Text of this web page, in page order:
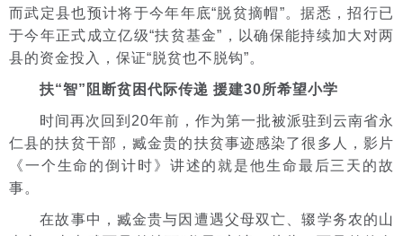
而武定县也预计将于今年年底“脱贫摘帽”。据悉，招行已
于今年正式成立亿级“扶贫基金”，以确保能持续加大对两
县的资金投入，保证“脱贫也不脱钩”。
扶“智”阻断贫困代际传递 援建30所希望小学
时间再次回到20年前，作为第一批被派驻到云南省永
仁县的扶贫干部，臧金贵的扶贫事迹感染了很多人，影片
《一个生命的倒计时》讲述的就是他生命最后三天的故
事。
在故事中，臧金贵与因遭遇父母双亡、辍学务农的山